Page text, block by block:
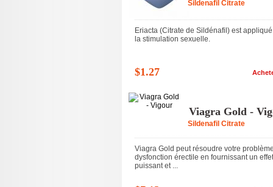
Sildenafil Citrate
Eriacta (Citrate de Sildénafil) est
la stimulation sexuelle.
$1.27
Viagra Gold -
Sildenafil Citrate
Viagra Gold peut résoudre votre
dysfonction érectile en fournissant un effet
puissant et ...